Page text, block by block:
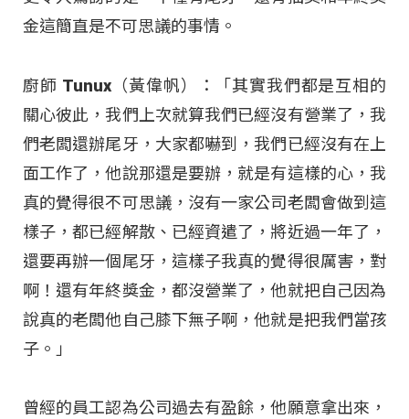
金這簡直是不可思議的事情。
廚師 Tunux（黃偉帆）：「其實我們都是互相的
關心彼此，我們上次就算我們已經沒有營業了，我
們老闆還辦尾牙，大家都嚇到，我們已經沒有在上
面工作了，他說那還是要辦，就是有這樣的心，我
真的覺得很不可思議，沒有一家公司老闆會做到這
樣子，都已經解散、已經資遣了，將近過一年了，
還要再辦一個尾牙，這樣子我真的覺得很厲害，對
啊！還有年終獎金，都沒營業了，他就把自己因為
說真的老闆他自己膝下無子啊，他就是把我們當孩
子。」
曾經的員工認為公司過去有盈餘，他願意拿出來，